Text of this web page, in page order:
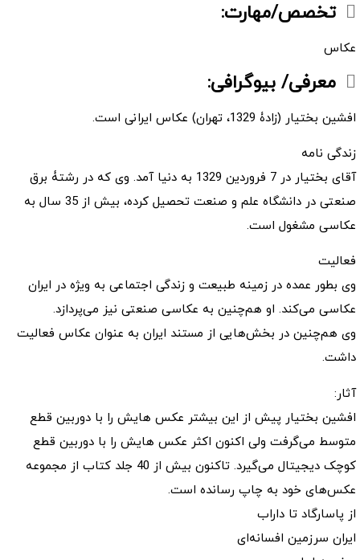
تخصص/مهارت:
عکاس
معرفی/ بیوگرافی:
افشین بختیار (زادۀ 1329، تهران) عکاس ایرانی است.
زندگی نامه
آقای بختیار در 7 فروردین 1329 به دنیا آمد. وی که در رشتۀ برق
صنعتی در دانشگاه علم و صنعت تحصیل کرده، بیش از 35 سال به
عکاسی مشغول است.
فعالیت
وی بطور عمده در زمینه طبیعت و زندگی اجتماعی به ویژه در ایران
عکاسی می‌کند. او هم‌چنین به عکاسی صنعتی نیز می‌پردازد.
وی هم‌چنین در بخش‌هایی از مستند ایران به عنوان عکاس فعالیت
داشت.
آثار:
افشین بختیار پیش از این بیشتر عکس هایش را با دوربین قطع
متوسط می‌گرفت ولی اکنون اکثر عکس هایش را با دوربین قطع
کوچک دیجیتال می‌گیرد. تاکنون بیش از 40 جلد کتاب از مجموعه
عکس‌های خود به چاپ رسانده است.
از پاسارگاد تا داراب
ایران سرزمین افسانه‌ای